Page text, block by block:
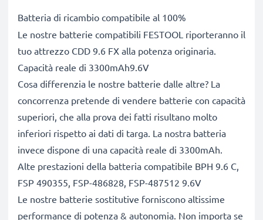
Batteria di ricambio compatibile al 100%
Le nostre batterie compatibili FESTOOL riporteranno il
tuo attrezzo CDD 9.6 FX alla potenza originaria.
Capacità reale di 3300mAh9.6V
Cosa differenzia le nostre batterie dalle altre? La
concorrenza pretende di vendere batterie con capacità
superiori, che alla prova dei fatti risultano molto
inferiori rispetto ai dati di targa. La nostra batteria
invece dispone di una capacità reale di 3300mAh.
Alte prestazioni della batteria compatibile BPH 9.6 C,
FSP 490355, FSP-486828, FSP-487512 9.6V
Le nostre batterie sostitutive forniscono altissime
performance di potenza & autonomia. Non importa se